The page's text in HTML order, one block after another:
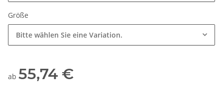
Größe
Bitte wählen Sie eine Variation.
ab 55,74 €